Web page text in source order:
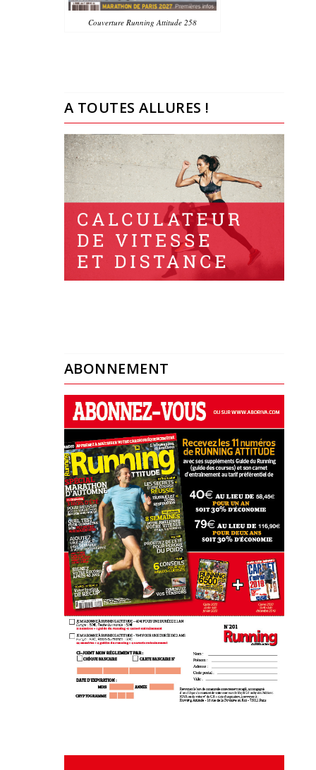
Couverture Running Attitude 258
A TOUTES ALLURES !
ABONNEMENT